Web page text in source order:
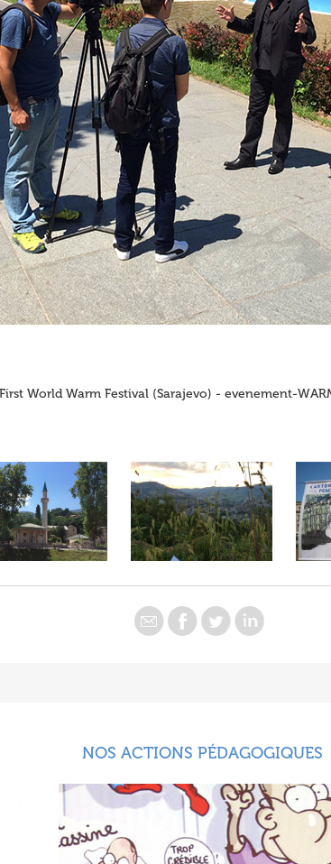
World Warm Festival (Sarajevo) - evenement-
NOS ACTIONS PÉDAGOGIQUES